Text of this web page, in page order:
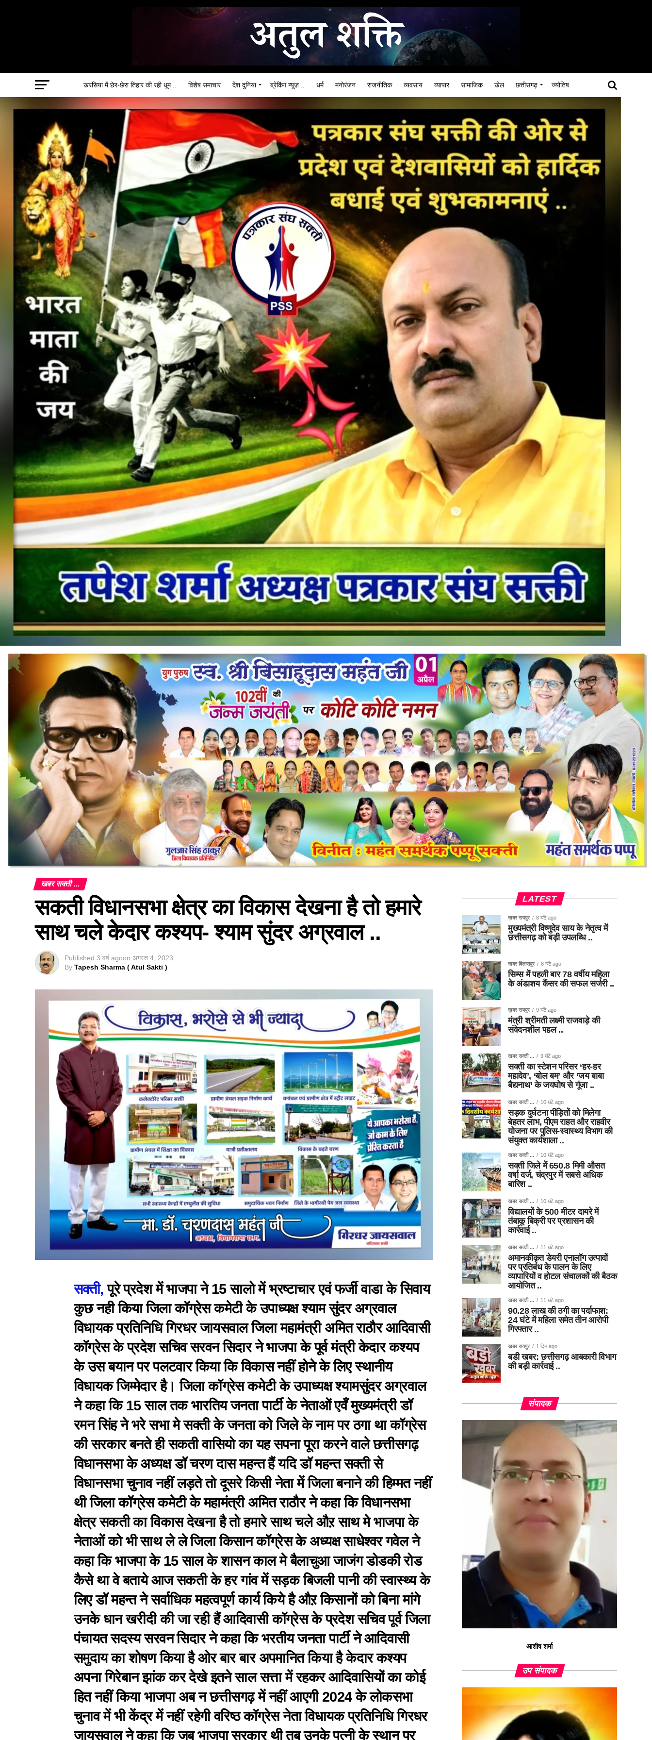
खरसिया में छेर-छेरा तिहार की रही धूम .. विशेष समाचार देश दुनिया ब्रेकिंग न्यूज़ .. धर्म मनोरंजन राजनीतिक व्यवसाय व्यापार सामाजिक खेल छत्तीसगढ़ ज्योतिष
खबर सक्ती ...
सकती विधानसभा क्षेत्र का विकास देखना है तो हमारे
साथ चले केदार कश्यप- श्याम सुंदर अग्रवाल ..
Published 3 वर्ष agoon अगस्त 4, 2023
By Tapesh Sharma ( Atul Sakti )
सक्ती, पूरे प्रदेश में भाजपा ने 15 सालो में भ्रष्टाचार एवं फर्जी वाडा के सिवाय
कुछ नही किया जिला कॉग्रेस कमेटी के उपाध्यक्ष श्याम सुंदर अग्रवाल
विधायक प्रतिनिधि गिरधर जायसवाल जिला महामंत्री अमित राठौर आदिवासी
कॉग्रेस के प्रदेश सचिव सरवन सिदार ने भाजपा के पूर्व मंत्री केदार कश्यप
के उस बयान पर पलटवार किया कि विकास नहीं होने के लिए स्थानीय
विधायक जिम्मेदार है। जिला कॉग्रेस कमेटी के उपाध्यक्ष श्यामसुंदर अग्रवाल
ने कहा कि 15 साल तक भारतिय जनता पार्टी के नेताओं एवँ मुख्यमंत्री डॉ
रमन सिंह ने भरे सभा मे सक्ती के जनता को जिले के नाम पर ठगा था कॉग्रेस
की सरकार बनते ही सकती वासियो का यह सपना पूरा करने वाले छत्तीसगढ़
विधानसभा के अध्यक्ष डॉ चरण दास महन्त हैं यदि डॉ महन्त सक्ती से
विधानसभा चुनाव नहीं लड़ते तो दूसरे किसी नेता में जिला बनाने की हिम्मत नहीं
थी जिला कॉग्रेस कमेटी के महामंत्री अमित राठौर ने कहा कि विधानसभा
क्षेत्र सकती का विकास देखना है तो हमारे साथ चले औऱ साथ मे भाजपा के
नेताओं को भी साथ ले ले जिला किसान कॉग्रेस के अध्यक्ष साधेश्वर गवेल ने
कहा कि भाजपा के 15 साल के शासन काल मे बैलाचुआ जाजंग डोडकी रोड
कैसे था वे बताये आज सकती के हर गांव में सड़क बिजली पानी की स्वास्थ्य के
लिए डॉ महन्त ने सर्वाधिक महत्वपूर्ण कार्य किये है औऱ किसानों को बिना मांगे
उनके धान खरीदी की जा रही हैं आदिवासी कॉग्रेस के प्रदेश सचिव पूर्व जिला
पंचायत सदस्य सरवन सिदार ने कहा कि भरतीय जनता पार्टी ने आदिवासी
समुदाय का शोषण किया है ओर बार बार अपमानित किया है केदार कश्यप
अपना गिरेबान झांक कर देखे इतने साल सत्ता में रहकर आदिवासियों का कोई
हित नहीं किया भाजपा अब न छत्तीसगढ़ में नहीं आएगी 2024 के लोकसभा
चुनाव में भी केंद्र में नहीं रहेगी वरिष्ठ कॉग्रेस नेता विधायक प्रतिनिधि गिरधर
जायसवाल ने कहा कि जब भाजपा सरकार थी तब उनके पत्नी के स्थान पर
LATEST
ख़बर रायपुर 8 घंटे ago
मुख्यमंत्री विष्णुदेव साय के नेतृत्व में
छत्तीसगढ़ को बड़ी उपलब्धि ..
खबर बिलासपुर 8 घंटे ago
सिम्स में पहली बार 78 वर्षीय महिला
के अंडाशय कैंसर की सफल सर्जरी ..
ख़बर रायपुर 9 घंटे ago
मंत्री श्रीमती लक्ष्मी राजवाड़े की
संवेदनशील पहल ..
खबर सक्ती ... 9 घंटे ago
सक्ती का स्टेशन परिसर ‘हर-हर
महादेव’, ‘बोल बम’ और ‘जय बाबा
बैद्यनाथ’ के जयघोष से गूंजा ..
खबर सक्ती ... 10 घंटे ago
सड़क दुर्घटना पीड़ितों को मिलेगा
बेहतर लाभ, पीएम राहत और राहवीर
योजना पर पुलिस-स्वास्थ्य विभाग की
संयुक्त कार्यशाला ..
खबर सक्ती ... 10 घंटे ago
सक्ती जिले में 650.8 मिमी औसत
वर्षा दर्ज, चंद्रपुर में सबसे अधिक
बारिश ..
खबर सक्ती ... 10 घंटे ago
विद्यालयों के 500 मीटर दायरे में
तंबाकू बिक्री पर प्रशासन की
कार्रवाई ..
खबर सक्ती ... 11 घंटे ago
अमानकीकृत डेयरी एनालॉग उत्पादों
पर प्रतिबंध के पालन के लिए
व्यापारियों व होटल संचालकों की बैठक
आयोजित ..
खबर सक्ती ... 11 घंटे ago
90.28 लाख की ठगी का पर्दाफाश:
24 घंटे में महिला समेत तीन आरोपी
गिरफ्तार ..
ख़बर रायपुर 1 दिन ago
बडी खबर: छत्तीसगढ़ आबकारी विभाग
की बड़ी कार्रवाई ..
संपादक
आशीष शर्मा
उप संपादक